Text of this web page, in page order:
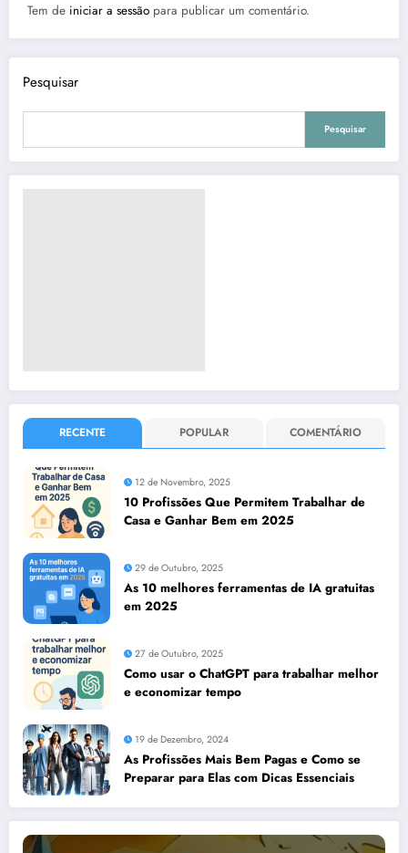
Tem de iniciar a sessão para publicar um comentário.
Pesquisar
Pesquisar
RECENTE POPULAR COMENTÁRIO
12 de Novembro, 2025
10 Profissões Que Permitem Trabalhar de
Casa e Ganhar Bem em 2025
29 de Outubro, 2025
As 10 melhores ferramentas de IA gratuitas
em 2025
27 de Outubro, 2025
Como usar o ChatGPT para trabalhar melhor
e economizar tempo
19 de Dezembro, 2024
As Profissões Mais Bem Pagas e Como se
Preparar para Elas com Dicas Essenciais